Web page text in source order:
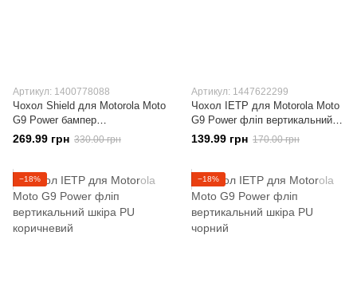
Артикул: 1400778088
Чохол Shield для Motorola Moto
G9 Power бампер
протиударний з підставкою
269.99 грн 330.00 грн
Артикул: 1447622299
Чохол IETP для Motorola Moto
G9 Power фліп вертикальний
шкіра PU червоний
139.99 грн 170.00 грн
−18% −18%